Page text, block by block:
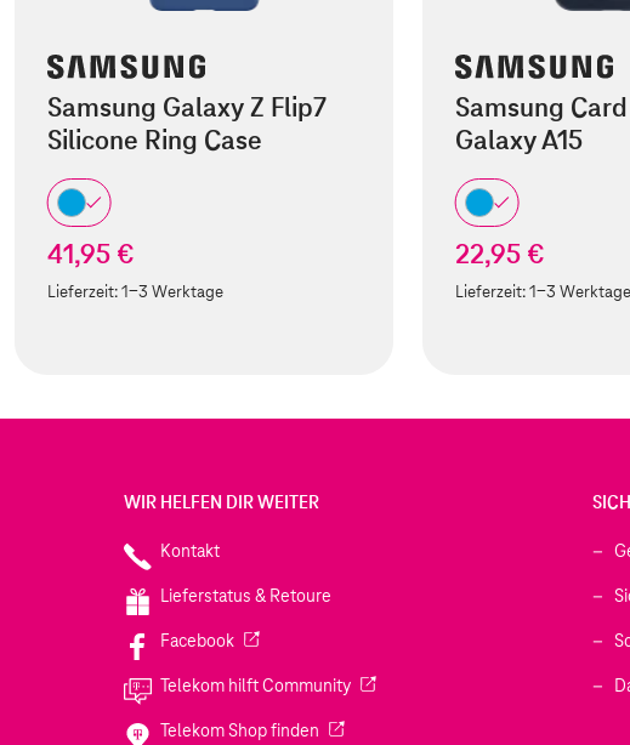
Samsung Galaxy Z Flip7
Silicone Ring Case
41,95 €
Lieferzeit:1-3 Werktage
Samsung
Galaxy A15
22,95 €
Lieferzeit:1-3 Werktage
WIR HELFEN DIR WEITER
Kontakt
Lieferstatus & Retoure
Facebook(Wird in einem neuen Tab geöffnet)
Telekom hilft Community(Wird in einem neuen Tab geöffnet)
Telekom Shop finden (Wird in einem neuen Tab geöffnet)